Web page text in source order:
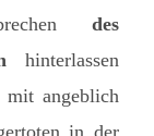
des
hinterlassen
mit angeblich
in der